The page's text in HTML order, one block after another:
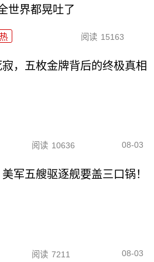
世界都晃吐了
阅读 15163
，五枚金牌背后的终极真相
阅读 10636 08-03
军五艘驱逐舰要盖三口锅！
阅读 7211 08-03